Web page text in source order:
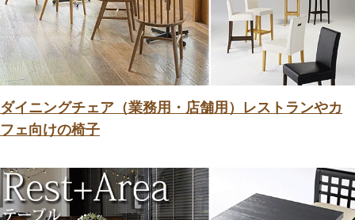
ダイニングチェア（業務用・店舗用）レストランやカ
フェ向けの椅子